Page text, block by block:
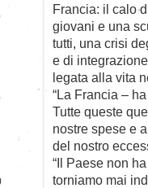
Francia: il calo
giovani e una
tutti, una crisi
e di
legata alla vita
“La Francia –
Tutte queste
nostre spese e
del nostro
“Il Paese non
torniamo mai